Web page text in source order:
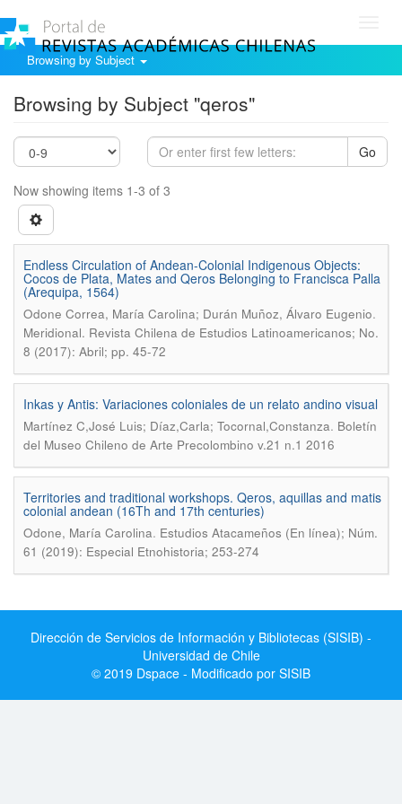
Browsing by Subject
Browsing by Subject "qeros"
Go
Now showing items 1-3 of 3
Endless Circulation of Andean-Colonial Indigenous Objects:
Cocos de Plata, Mates and Qeros Belonging to Francisca Palla
(Arequipa, 1564)
Odone Correa, María Carolina; Durán Muñoz, Álvaro Eugenio.
Meridional. Revista Chilena de Estudios Latinoamericanos; No.
8 (2017): Abril; pp. 45-72
Inkas y Antis: Variaciones coloniales de un relato andino visual
Martínez C,José Luis; Díaz,Carla; Tocornal,Constanza. Boletín
del Museo Chileno de Arte Precolombino v.21 n.1 2016
Territories and traditional workshops. Qeros, aquillas and matis
colonial andean (16Th and 17th centuries)
Odone, María Carolina. Estudios Atacameños (En línea); Núm.
61 (2019): Especial Etnohistoria; 253-274
Dirección de Servicios de Información y Bibliotecas (SISIB) -
Universidad de Chile
© 2019 Dspace - Modificado por SISIB